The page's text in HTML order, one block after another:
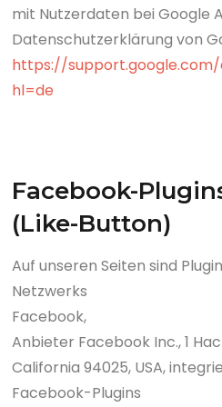
mit Nutzerdaten bei Google
Datenschutzerklärung von
https://
hl=de
Facebook-
(Like-Button)
Auf unseren Seiten sind
Netzwerks
Facebook,
Anbieter Facebook Inc., 1
California 94025, USA,
Facebook-Plugins